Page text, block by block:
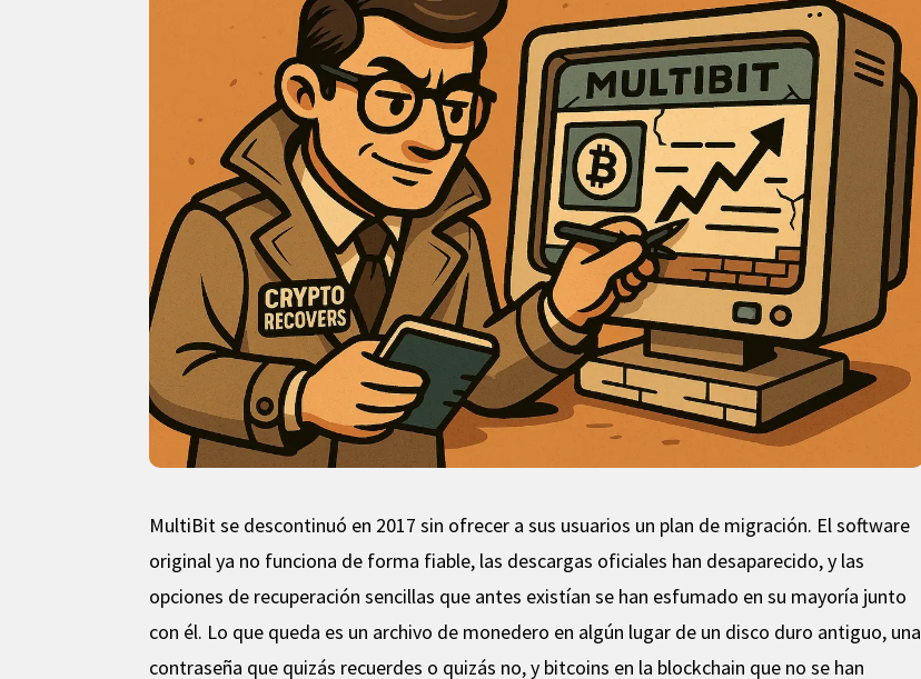
MultiBit se descontinuó en 2017 sin ofrecer a sus usuarios un plan de migración. El software
original ya no funciona de forma fiable, las descargas oficiales han desaparecido, y las
opciones de recuperación sencillas que antes existían se han esfumado en su mayoría junto
con él. Lo que queda es un archivo de monedero en algún lugar de un disco duro antiguo, una
contraseña que quizás recuerdes o quizás no, y bitcoins en la blockchain que no se han